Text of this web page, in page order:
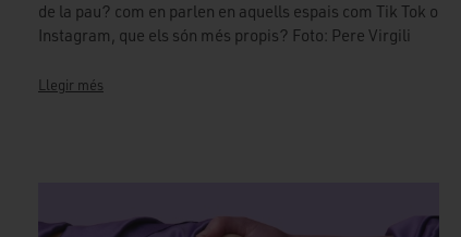
de la pau? com en parlen en aquells espais com Tik Tok o
Instagram, que els són més propis? Foto: Pere Virgili
Llegir més